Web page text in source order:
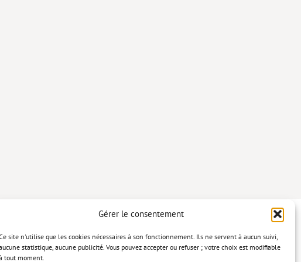
Gérer le consentement
site n'utilise que les cookies nécessaires à son fonctionnement. Ils ne servent à aucun suivi,
statistique, aucune publicité. Vous pouvez accepter ou refuser ; votre choix est modifiable
tout moment.
Politique de confidentialité